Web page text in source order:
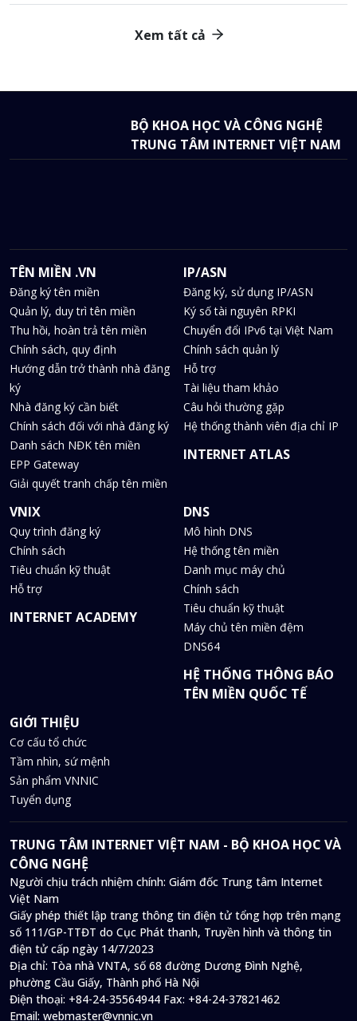
Xem tất cả
BỘ KHOA HỌC VÀ CÔNG NGHỆ
TRUNG TÂM INTERNET VIỆT NAM
TÊN MIỀN .VN
Đăng ký tên miền
Quản lý, duy trì tên miền
Thu hồi, hoàn trả tên miền
Chính sách, quy định
Hướng dẫn trở thành nhà đăng
ký
Nhà đăng ký cần biết
Chính sách đối với nhà đăng ký
Danh sách NĐK tên miền
EPP Gateway
Giải quyết tranh chấp tên miền
IP/ASN
Đăng ký, sử dụng IP/ASN
Ký số tài nguyên RPKI
Chuyển đổi IPv6 tại Việt Nam
Chính sách quản lý
Hỗ trợ
Tài liệu tham khảo
Câu hỏi thường gặp
Hệ thống thành viên địa chỉ IP
INTERNET ATLAS
VNIX
Quy trình đăng ký
Chính sách
Tiêu chuẩn kỹ thuật
Hỗ trợ
INTERNET ACADEMY
DNS
Mô hình DNS
Hệ thống tên miền
Danh mục máy chủ
Chính sách
Tiêu chuẩn kỹ thuật
Máy chủ tên miền đệm
DNS64
HỆ THỐNG THÔNG BÁO
TÊN MIỀN QUỐC TẾ
GIỚI THIỆU
Cơ cấu tổ chức
Tầm nhìn, sứ mệnh
Sản phẩm VNNIC
Tuyển dụng
TRUNG TÂM INTERNET VIỆT NAM - BỘ KHOA HỌC VÀ
CÔNG NGHỆ
Người chịu trách nhiệm chính: Giám đốc Trung tâm Internet
Việt Nam
Giấy phép thiết lập trang thông tin điện tử tổng hợp trên mạng
số 111/GP-TTĐT do Cục Phát thanh, Truyền hình và thông tin
điện tử cấp ngày 14/7/2023
Địa chỉ: Tòa nhà VNTA, số 68 đường Dương Đình Nghệ,
phường Cầu Giấy, Thành phố Hà Nội
Điện thoại: +84-24-35564944 Fax: +84-24-37821462
Email: webmaster@vnnic.vn